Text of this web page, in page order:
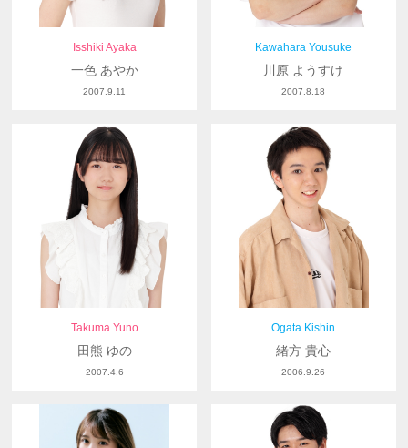
Isshiki Ayaka
一色 あやか
2007.9.11
Kawahara Yousuke
川原 ようすけ
2007.8.18
Takuma Yuno
田熊 ゆの
2007.4.6
Ogata Kishin
緒方 貴心
2006.9.26